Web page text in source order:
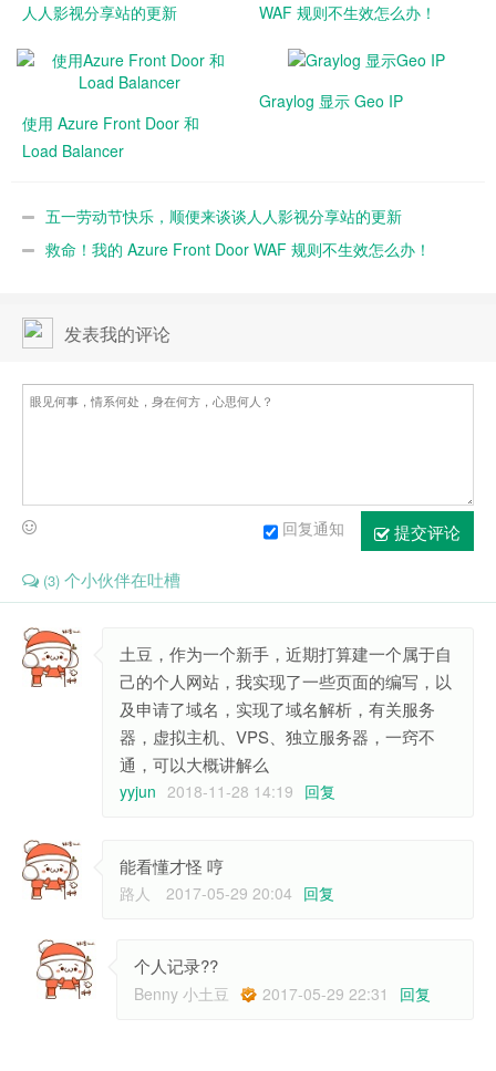
人人影视分享站的更新
WAF 规则不生效怎么办！
使用 Azure Front Door 和
Load Balancer
Graylog 显示 Geo IP
五一劳动节快乐，顺便来谈谈人人影视分享站的更新
救命！我的 Azure Front Door WAF 规则不生效怎么办！
发表我的评论
提交评论
回复通知
(3) 个小伙伴在吐槽
土豆，作为一个新手，近期打算建一个属于自
己的个人网站，我实现了一些页面的编写，以
及申请了域名，实现了域名解析，有关服务
器，虚拟主机、VPS、独立服务器，一窍不
通，可以大概讲解么
yyjun 2018-11-28 14:19 回复
能看懂才怪 哼
路人 2017-05-29 20:04 回复
个人记录??
Benny 小土豆 2017-05-29 22:31 回复